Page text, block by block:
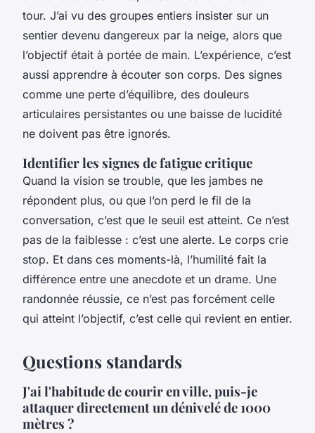
tour. J’ai vu des groupes entiers insister sur un
sentier devenu dangereux par la neige, alors que
l’objectif était à portée de main. L’expérience, c’est
aussi apprendre à écouter son corps. Des signes
comme une perte d’équilibre, des douleurs
articulaires persistantes ou une baisse de lucidité
ne doivent pas être ignorés.
Identifier les signes de fatigue critique
Quand la vision se trouble, que les jambes ne
répondent plus, ou que l’on perd le fil de la
conversation, c’est que le seuil est atteint. Ce n’est
pas de la faiblesse : c’est une alerte. Le corps crie
stop. Et dans ces moments-là, l’humilité fait la
différence entre une anecdote et un drame. Une
randonnée réussie, ce n’est pas forcément celle
qui atteint l’objectif, c’est celle qui revient en entier.
Questions standards
J'ai l'habitude de courir en ville, puis-je
attaquer directement un dénivelé de 1000
mètres ?